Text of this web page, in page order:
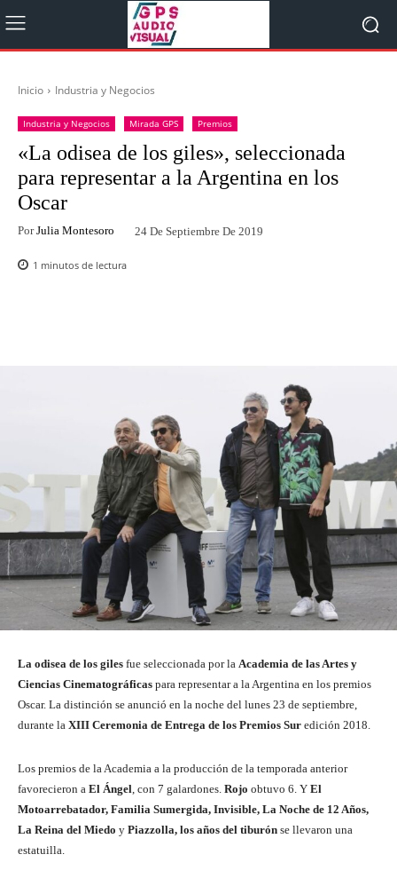
Inicio Industria y Negocios
Industria y Negocios Mirada GPS Premios
«La odisea de los giles», seleccionada
para representar a la Argentina en los
Oscar
Por Julia Montesoro 24 De Septiembre De 2019
1 minutos de lectura
La odisea de los giles fue seleccionada por la Academia de las Artes y
Ciencias Cinematográficas para representar a la Argentina en los premios
Oscar. La distinción se anunció en la noche del lunes 23 de septiembre,
durante la XIII Ceremonia de Entrega de los Premios Sur edición 2018.
Los premios de la Academia a la producción de la temporada anterior
favorecieron a El Ángel, con 7 galardones. Rojo obtuvo 6. Y El
Motoarrebatador, Familia Sumergida, Invisible, La Noche de 12 Años,
La Reina del Miedo y Piazzolla, los años del tiburón se llevaron una
estatuilla.